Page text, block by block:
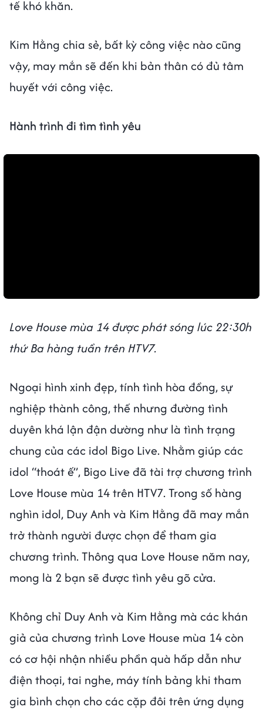
tế khó khăn.
Kim Hằng chia sẻ, bất kỳ công việc nào cũng
vậy, may mắn sẽ đến khi bản thân có đủ tâm
huyết với công việc.
Hành trình đi tìm tình yêu
Love House mùa 14 được phát sóng lúc 22:30h
thứ Ba hàng tuần trên HTV7.
Ngoại hình xinh đẹp, tính tình hòa đồng, sự
nghiệp thành công, thế nhưng đường tình
duyên khá lận đận dường như là tình trạng
chung của các idol Bigo Live. Nhằm giúp các
idol “thoát ế”, Bigo Live đã tài trợ chương trình
Love House mùa 14 trên HTV7. Trong số hàng
nghìn idol, Duy Anh và Kim Hằng đã may mắn
trở thành người được chọn để tham gia
chương trình. Thông qua Love House năm nay,
mong là 2 bạn sẽ được tình yêu gõ cửa.
Không chỉ Duy Anh và Kim Hằng mà các khán
giả của chương trình Love House mùa 14 còn
có cơ hội nhận nhiều phần quà hấp dẫn như
điện thoại, tai nghe, máy tính bảng khi tham
gia bình chọn cho các cặp đôi trên ứng dụng